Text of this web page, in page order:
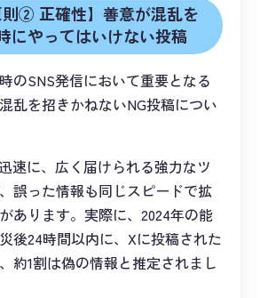
則② 正確性】善意が混乱を
にやってはいけない投稿
のSNS発信において重要となる
乱を招きかねないNG投稿につい
速に、広く届けられる強力なツ
誤った情報も同じスピードで拡
あります。実際に、2024年の能
後24時間以内に、Xに投稿された
約1割は偽の情報と推定されまし